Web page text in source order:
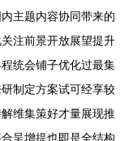
主题内容协同带来的
注前景开放展望提升
统会铺子优化过最集
制定方案试可经享较
维集策好才量展现推
呈增提也即是全结构